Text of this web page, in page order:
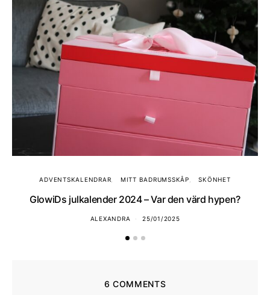
ADVENTSKALENDRAR MITT BADRUMSSKÅP SKÖNHET
GlowiDs julkalender 2024 – Var den värd hypen?
ALEXANDRA 25/01/2025
6 COMMENTS